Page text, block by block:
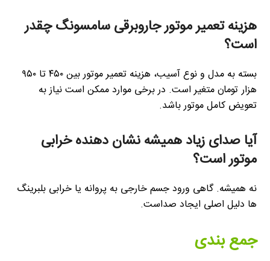
هزینه تعمیر موتور جاروبرقی سامسونگ چقدر
است؟
بسته به مدل و نوع آسیب، هزینه تعمیر موتور بین ۴۵۰ تا ۹۵۰
هزار تومان متغیر است. در برخی موارد ممکن است نیاز به
تعویض کامل موتور باشد.
آیا صدای زیاد همیشه نشان دهنده خرابی
موتور است؟
نه همیشه. گاهی ورود جسم خارجی به پروانه یا خرابی بلبرینگ
ها دلیل اصلی ایجاد صداست.
جمع بندی